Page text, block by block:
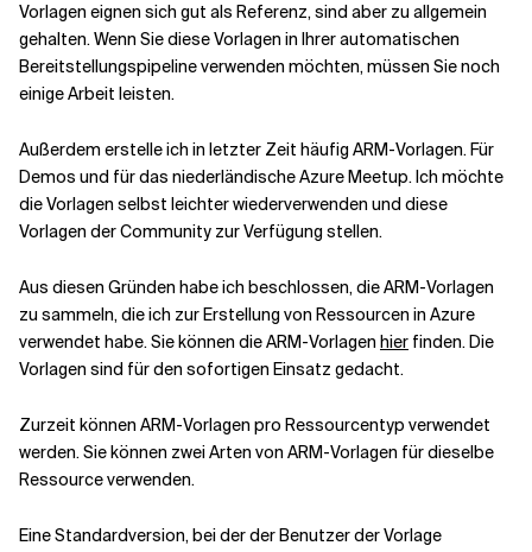
Verwandte Themen
Vorlagen eignen sich gut als Referenz, sind aber zu allgemein
gehalten. Wenn Sie diese Vorlagen in Ihrer automatischen
Bereitstellungspipeline verwenden möchten, müssen Sie noch
einige Arbeit leisten.
Außerdem erstelle ich in letzter Zeit häufig ARM-Vorlagen. Für
Demos und für das niederländische Azure Meetup. Ich möchte
die Vorlagen selbst leichter wiederverwenden und diese
Vorlagen der Community zur Verfügung stellen.
Aus diesen Gründen habe ich beschlossen, die ARM-Vorlagen
zu sammeln, die ich zur Erstellung von Ressourcen in Azure
verwendet habe. Sie können die ARM-Vorlagen hier finden. Die
Vorlagen sind für den sofortigen Einsatz gedacht.
Zurzeit können ARM-Vorlagen pro Ressourcentyp verwendet
werden. Sie können zwei Arten von ARM-Vorlagen für dieselbe
Ressource verwenden.
Eine Standardversion, bei der der Benutzer der Vorlage